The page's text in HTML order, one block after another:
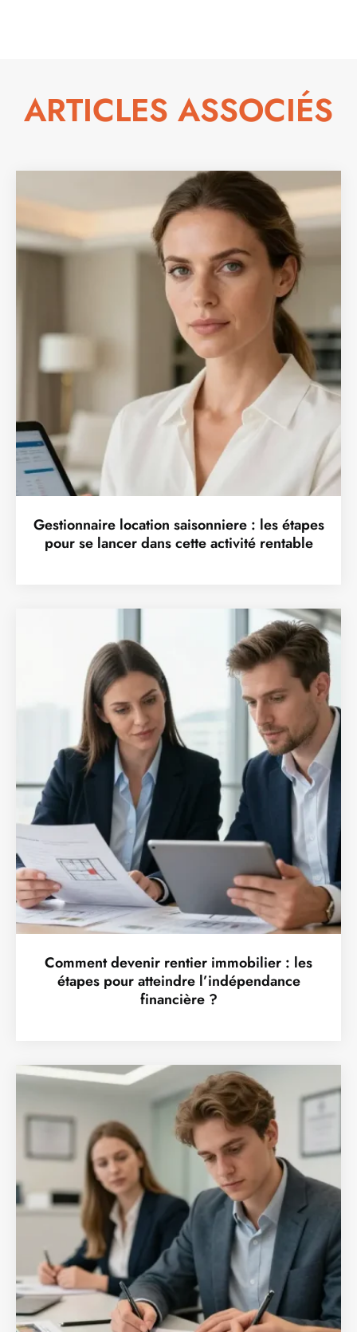
ARTICLES ASSOCIÉS
Gestionnaire location saisonniere : les étapes
pour se lancer dans cette activité rentable
Comment devenir rentier immobilier : les
étapes pour atteindre l’indépendance
financière ?